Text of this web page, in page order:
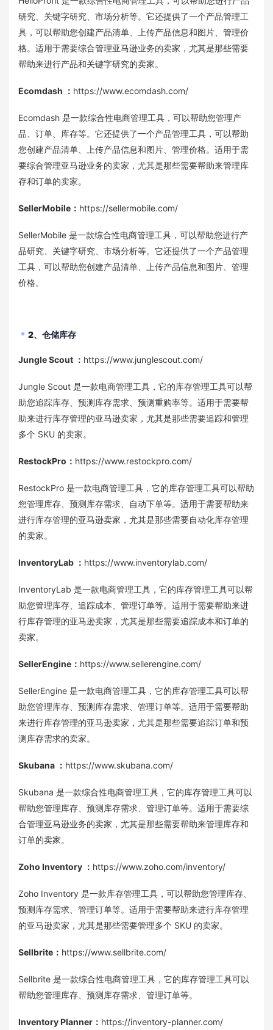
研究、关键字研究、市场分析等。它还提供了一个产品管理工
具，可以帮助您创建产品清单、上传产品信息和图片、管理价
格。适用于需要综合管理亚马逊业务的卖家，尤其是那些需要
帮助来进行产品和关键字研究的卖家。
Ecomdash ： https://www.ecomdash.com/
Ecomdash 是一款综合性电商管理工具，可以帮助您管理产
品、订单、库存等。它还提供了一个产品管理工具，可以帮助
您创建产品清单、上传产品信息和图片、管理价格。适用于需
要综合管理亚马逊业务的卖家，尤其是那些需要帮助来管理库
存和订单的卖家。
SellerMobile ： https://sellermobile.com/
SellerMobile 是一款综合性电商管理工具，可以帮助您进行产
品研究、关键字研究、市场分析等。它还提供了一个产品管理
工具，可以帮助您创建产品清单、上传产品信息和图片、管理
价格。
2、仓储库存
Jungle Scout ： https://www.junglescout.com/
Jungle Scout 是一款电商管理工具，它的库存管理工具可以帮
助您追踪库存、预测库存需求、预测重购率等。适用于需要帮
助来进行库存管理的亚马逊卖家，尤其是那些需要追踪和管理
多个 SKU 的卖家。
RestockPro ： https://www.restockpro.com/
RestockPro 是一款电商管理工具，它的库存管理工具可以帮助
您管理库存、预测库存需求、自动下单等。适用于需要帮助来
进行库存管理的亚马逊卖家，尤其是那些需要自动化库存管理
的卖家。
InventoryLab ： https://www.inventorylab.com/
InventoryLab 是一款电商管理工具，它的库存管理工具可以帮
助您管理库存、追踪成本、管理订单等。适用于需要帮助来进
行库存管理的亚马逊卖家，尤其是那些需要追踪成本和订单的
卖家。
SellerEngine ： https://www.sellerengine.com/
SellerEngine 是一款电商管理工具，它的库存管理工具可以帮
助您管理库存、预测库存需求、管理订单等。适用于需要帮助
来进行库存管理的亚马逊卖家，尤其是那些需要追踪订单和预
测库存需求的卖家。
Skubana ： https://www.skubana.com/
Skubana 是一款综合性电商管理工具，它的库存管理工具可以
帮助您管理库存、预测库存需求、管理订单等。适用于需要综
合管理亚马逊业务的卖家，尤其是那些需要帮助来管理库存和
订单的卖家。
Zoho Inventory ： https://www.zoho.com/inventory/
Zoho Inventory 是一款库存管理工具，可以帮助您管理库存、
预测库存需求、管理订单等。适用于需要帮助来进行库存管理
的亚马逊卖家，尤其是那些需要管理多个 SKU 的卖家。
Sellbrite ： https://www.sellbrite.com/
Sellbrite 是一款综合性电商管理工具，它的库存管理工具可以
帮助您管理库存、预测库存需求、管理订单等。
Inventory Planner ： https://inventory-planner.com/